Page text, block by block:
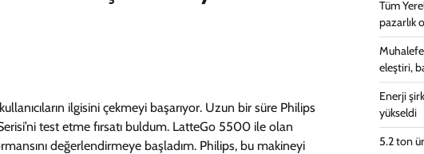
ilgisini çekmeyi başarıyor. Uzun bir süre Philips
test etme fırsatı buldum. LatteGo 5500 ile olan
değerlendirmeye başladım. Philips, bu makineyi
Tüm
pazarlık
eleştiri,
Enerji
yükseldi
5.2 ton